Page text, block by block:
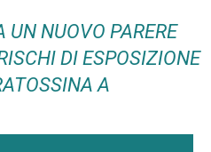
UN NUOVO PARERE
DI ESPOSIZIONE
A